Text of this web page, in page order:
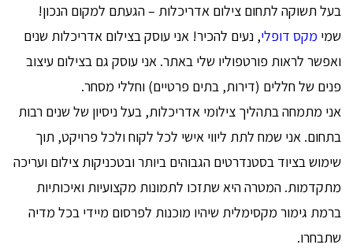
בעל תשוקה לתחום צילום אדריכלות – הגעתם למקום הנכון!
שמי מקס דופלי, נעים להכיר! אני עוסק בצילום אדריכלות שנים
ואפשר לראות פורטפוליו שלי באתר. אני עוסק גם בצילום עיצוב
פנים של חללים (דירות, בתים פרטיים) וחללי מסחר.
אני מתמחה בתהליך צילומי אדריכלות, בעל ניסיון של שנים רבות
בתחום. אני שמח לתת ליווי אישי לכל לקוח ולכל פרויקט, תוך
שימוש בציוד בסטנדרטים הגבוהים ביותר ובטכניקות צילום ועריכה
מתקדמות. המטרה היא שתזכו לתמונות מקצועיות ואיכותיות
ברמת גימור מקסימלית שיהיו מוכנות לפרסום מיידי בכל מדיה
שתבחרו.